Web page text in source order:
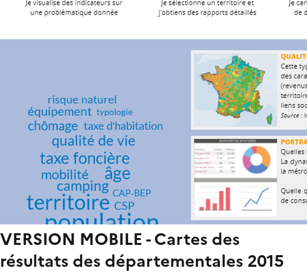
VERSION MOBILE - Cartes des
résultats des départementales 2015